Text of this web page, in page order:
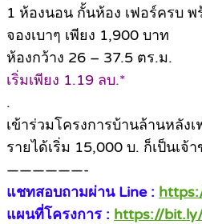
1 ห้องนอน กั้นห้อง เฟอร์ครบ
จองเบาๆ เพียง 1,900 บาท
ห้องกว้าง 26 – 37.5 ตร.ม.
เริ่มเพียง 1.19 ลบ.*
.
เข้าร่วมโครงการบ้านล้านหลังเ
รายได้เริ่ม 15,000 บ. ก็เป็นเจ้
——————-
แชทสอบถามผ่าน Line :
แผนที่โครงการ : https://